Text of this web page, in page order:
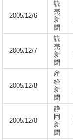
2005/12/6
読
売
新
聞
2005/12/7
読
売
新
聞
2005/12/8
産
経
新
聞
2005/12/8
静
岡
新
聞